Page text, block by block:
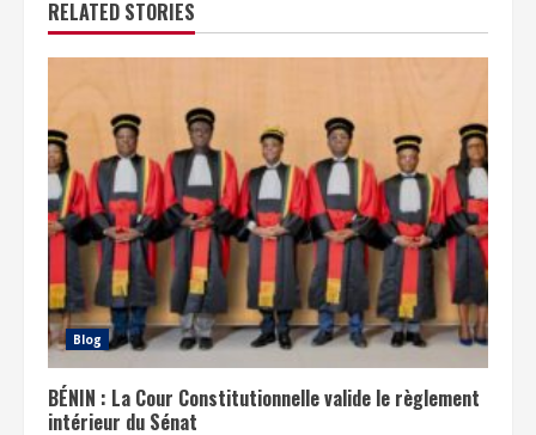
RELATED STORIES
Blog
BÉNIN : La Cour Constitutionnelle valide le règlement
intérieur du Sénat